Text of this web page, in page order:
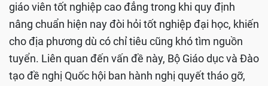
giáo viên tốt nghiệp cao đẳng trong khi quy định
nâng chuẩn hiện nay đòi hỏi tốt nghiệp đại học, khiến
cho địa phương dù có chỉ tiêu cũng khó tìm nguồn
tuyển. Liên quan đến vấn đề này, Bộ Giáo dục và Đào
tạo đề nghị Quốc hội ban hành nghị quyết tháo gỡ,